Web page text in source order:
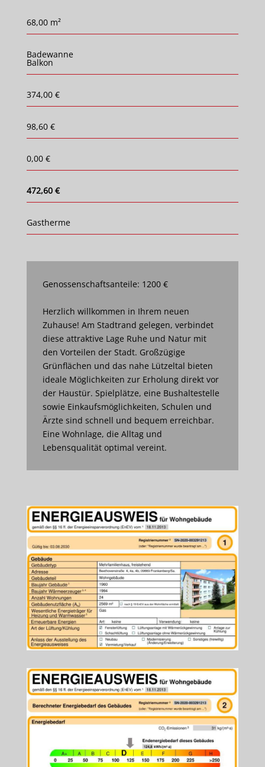
68,00 m²
Badewanne
Balkon
374,00 €
98,60 €
0,00 €
472,60 €
Gastherme
Genossenschaftsanteile: 1200 €
Herzlich willkommen in Ihrem neuen
Zuhause! Am Stadtrand gelegen, verbindet
diese attraktive Lage Ruhe und Natur mit
den Vorteilen der Stadt. Großzügige
Grünflächen und das nahe Lützeltal bieten
ideale Möglichkeiten zur Erholung direkt vor
der Haustür. Spielplätze, eine Bushaltestelle
sowie Einkaufsmöglichkeiten, Schulen und
Ärzte sind schnell und bequem erreichbar.
Eine Wohnlage, die Alltag und
Lebensqualität optimal vereint.